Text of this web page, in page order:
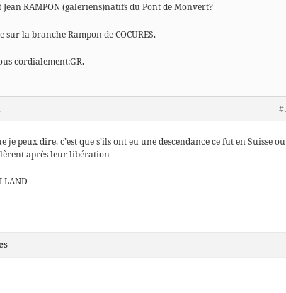
Jean RAMPON (galeriens)natifs du Pont de Monvert?
sur la branche Rampon de COCURES.
cordialement;GR.
je peux dire, c’est que s’ils ont eu une descendance ce fut en Suisse où
après leur libération